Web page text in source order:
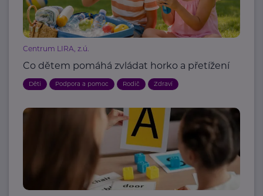
Centrum LIRA, z.ú.
Co dětem pomáhá zvládat horko a přetížení
Děti Podpora a pomoc Rodič Zdraví